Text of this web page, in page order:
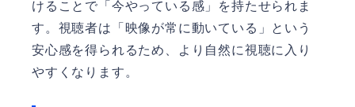
けることで「今やっている感」を持たせられま
す。視聴者は「映像が常に動いている」という
安心感を得られるため、より自然に視聴に入り
やすくなります。